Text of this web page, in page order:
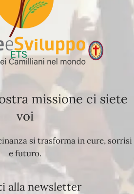
missione ci siete
voi
si trasforma in cure, sorrisi
e futuro.
alla newsletter